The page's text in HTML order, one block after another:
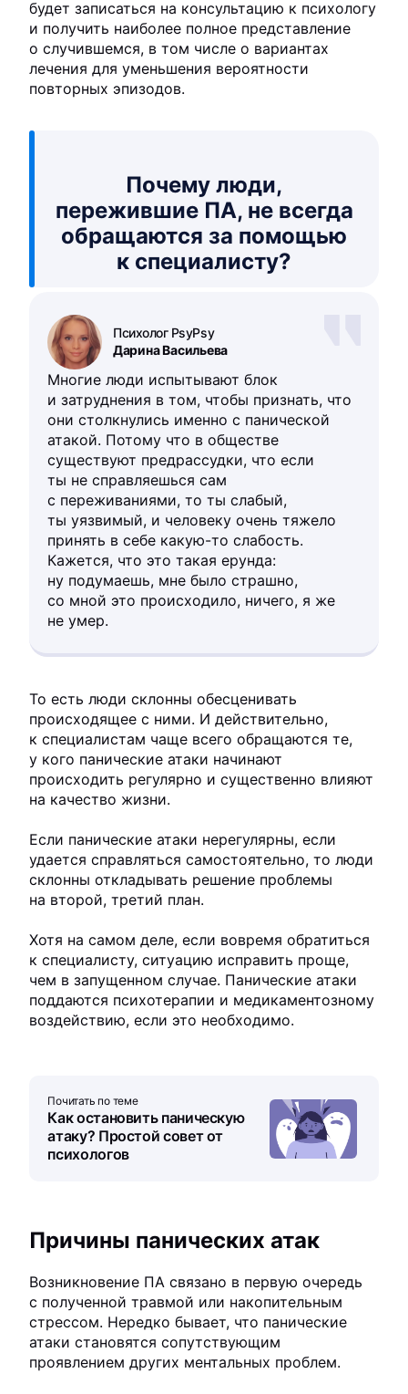
будет записаться на консультацию к психологу
и получить наиболее полное представление
о случившемся, в том числе о вариантах
лечения для уменьшения вероятности
повторных эпизодов.
Почему люди,
пережившие ПА, не всегда
обращаются за помощью
к специалисту?
Дарина Васильева
Психолог PsyPsy
Многие люди испытывают блок
и затруднения в том, чтобы признать, что
они столкнулись именно с панической
атакой. Потому что в обществе
существуют предрассудки, что если
ты не справляешься сам
с переживаниями, то ты слабый,
ты уязвимый, и человеку очень тяжело
принять в себе какую-то слабость.
Кажется, что это такая ерунда:
ну подумаешь, мне было страшно,
со мной это происходило, ничего, я же
не умер.
То есть люди склонны обесценивать
происходящее с ними. И действительно,
к специалистам чаще всего обращаются те,
у кого панические атаки начинают
происходить регулярно и существенно влияют
на качество жизни.
Если панические атаки нерегулярны, если
удается справляться самостоятельно, то люди
склонны откладывать решение проблемы
на второй, третий план.
Хотя на самом деле, если вовремя обратиться
к специалисту, ситуацию исправить проще,
чем в запущенном случае. Панические атаки
поддаются психотерапии и медикаментозному
воздействию, если это необходимо.
Почитать по теме
Как остановить паническую
атаку? Простой совет от
психологов
Причины панических атак
Возникновение ПА связано в первую очередь
с полученной травмой или накопительным
стрессом. Нередко бывает, что панические
атаки становятся сопутствующим
проявлением других ментальных проблем.